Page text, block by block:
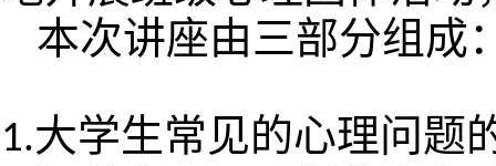
本次讲座由三部分组成
1.大学生常见的心理问题